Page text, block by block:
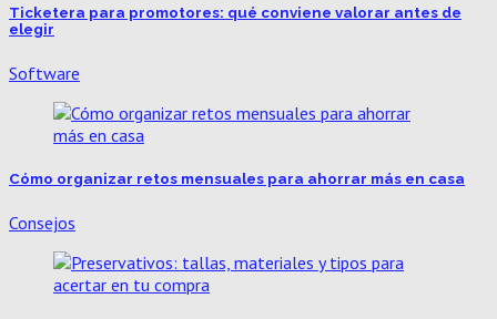
Ticketera para promotores: qué conviene valorar antes de
elegir
Software
Cómo organizar retos mensuales para ahorrar más en casa
Consejos